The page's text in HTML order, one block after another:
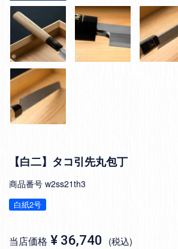
【白二】タコ引先丸包丁
商品番号 w2ss21th3
白紙2号
当店価格 ¥ 36,740 税込